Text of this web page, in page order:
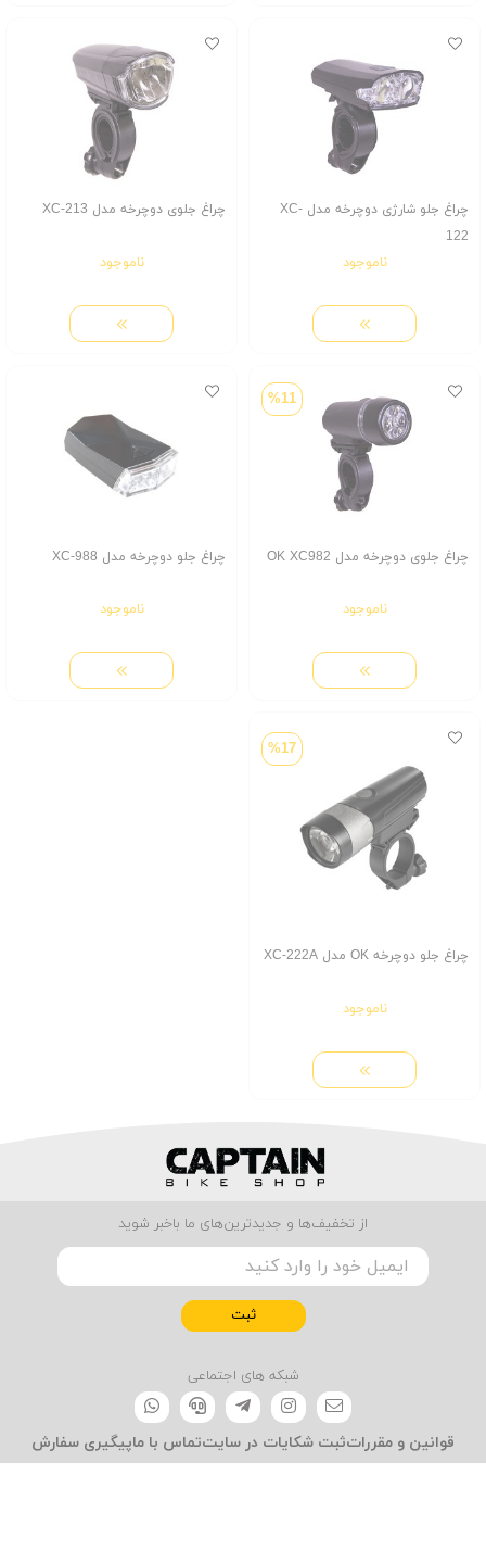
چراغ جلو شارژی دوچرخه مدل XC-
122
ناموجود
چراغ جلوی دوچرخه مدل XC-213
ناموجود
%11
چراغ جلوی دوچرخه مدل OK XC982
ناموجود
چراغ جلو دوچرخه مدل XC-988
ناموجود
%17
چراغ جلو دوچرخه OK مدل XC-222A
ناموجود
از تخفیف‌ها و جدیدترین‌های ما باخبر شوید
ثبت
شبکه های اجتماعی
قوانین و مقرراتثبت شکایات در سایتتماس با ماپیگیری سفارش